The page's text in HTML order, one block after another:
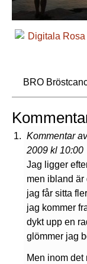
BRO
Kommentar
2009 kl 10:00
Jag ligger
men ibland är
jag får sitta
jag kommer
dykt upp en
glömmer jag
Men inom det